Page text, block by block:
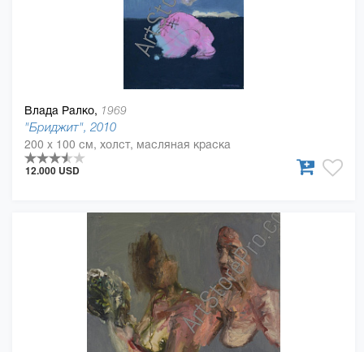
Влада Ралко, 1969
"Бриджит", 2010
200 x 100 см, холст, масляная краска
12.000 USD